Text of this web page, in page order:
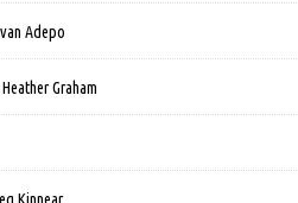
Adepo
Graham